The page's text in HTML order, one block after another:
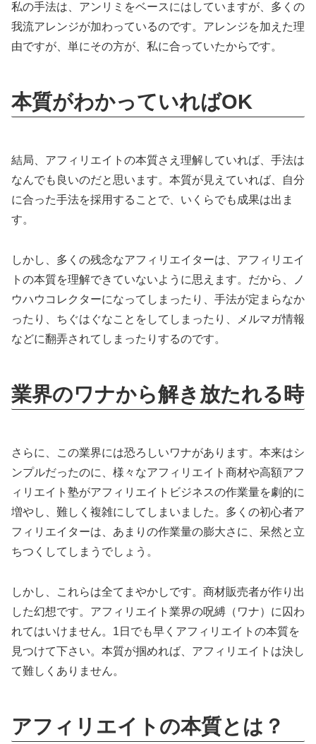
私の手法は、アンリミをベースにはしていますが、多くの
我流アレンジが加わっているのです。アレンジを加えた理
由ですが、単にその方が、私に合っていたからです。
本質がわかっていればOK
結局、アフィリエイトの本質さえ理解していれば、手法は
なんでも良いのだと思います。本質が見えていれば、自分
に合った手法を採用することで、いくらでも成果は出ま
す。
しかし、多くの残念なアフィリエイターは、アフィリエイ
トの本質を理解できていないように思えます。だから、ノ
ウハウコレクターになってしまったり、手法が定まらなか
ったり、ちぐはぐなことをしてしまったり、メルマガ情報
などに翻弄されてしまったりするのです。
業界のワナから解き放たれる時
さらに、この業界には恐ろしいワナがあります。本来はシ
ンプルだったのに、様々なアフィリエイト商材や高額アフ
ィリエイト塾がアフィリエイトビジネスの作業量を劇的に
増やし、難しく複雑にしてしまいました。多くの初心者ア
フィリエイターは、あまりの作業量の膨大さに、呆然と立
ちつくしてしまうでしょう。
しかし、これらは全てまやかしです。商材販売者が作り出
した幻想です。アフィリエイト業界の呪縛（ワナ）に囚わ
れてはいけません。1日でも早くアフィリエイトの本質を
見つけて下さい。本質が掴めれば、アフィリエイトは決し
て難しくありません。
アフィリエイトの本質とは？